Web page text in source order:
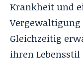
Krankheit und
Gleichzeitig
ihren Lebensstil